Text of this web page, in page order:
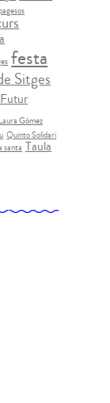
festa
Sitges
Futur
Laura Gómez
Quinto Solidari
santa Taula